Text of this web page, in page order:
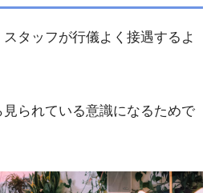
タッフが行儀よく接遇するよ
られている意識になるためで